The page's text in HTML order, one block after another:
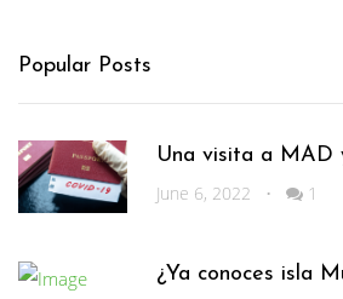
Popular Posts
Una visita a MAD
June 6, 2022
• 1
¿Ya conoces isla